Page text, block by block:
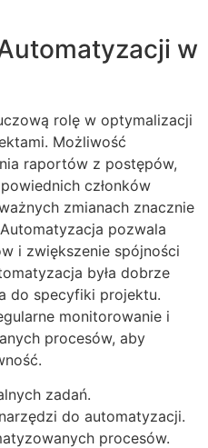
w
rolę w optymalizacji
Możliwość
raportów z postępów,
członków
zmianach znacznie
pozwala
i zwiększenie spójności
była dobrze
do specyfiki projektu.
monitorowanie i
procesów, aby
zadań.
do automatyzacji.
procesów.